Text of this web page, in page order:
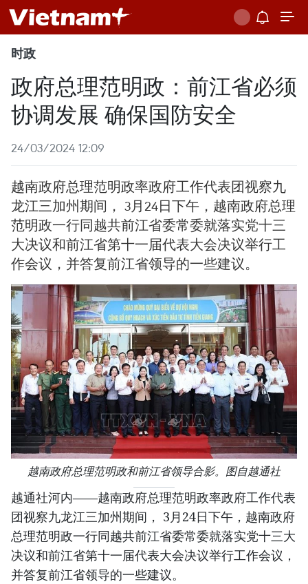
时政
政府总理范明政：前江省必须
协调发展 确保国防安全
24/03/2024 12:09
越南政府总理范明政率政府工作代表团视察九
龙江三加州期间， 3月24日下午，越南政府总理
范明政一行同越共前江省委常委就落实党十三
大决议和前江省第十一届代表大会决议举行工
作会议，并答复前江省领导的一些建议。
越南政府总理范明政和前江省领导合影。图自越通社
越通社河内——越南政府总理范明政率政府工作代表
团视察九龙江三加州期间， 3月24日下午，越南政府
总理范明政一行同越共前江省委常委就落实党十三大
决议和前江省第十一届代表大会决议举行工作会议，
并答复前江省领导的一些建议。